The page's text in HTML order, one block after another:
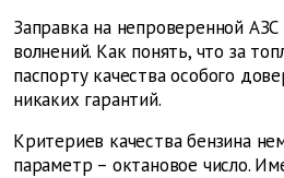
Заправка на непроверенной
волнений. Как понять, что за
паспорту качества особого
никаких гарантий.
Критериев качества бензина
параметр – октановое число.